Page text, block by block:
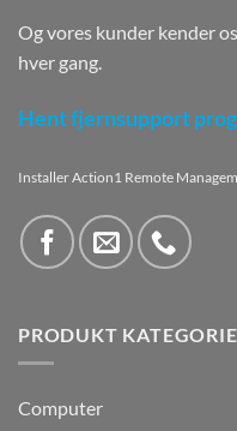
Og vores kunder kender
hver gang.
Hent fjernsupport
Installer Action1 Remote
PRODUKT
Computer